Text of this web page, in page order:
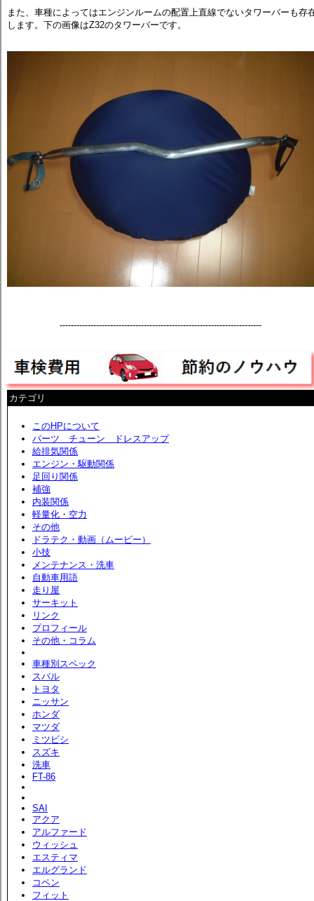
また、車種によってはエンジンルームの配置上直線でないタワーバーも存
します。下の画像はZ32のタワーバーです。
------------------------------------------------------------------------
カテゴリ
このHPについて
パーツ チューン ドレスアップ
給排気関係
エンジン・駆動関係
足回り関係
補強
内装関係
軽量化・空力
その他
ドラテク・動画（ムービー）
小技
メンテナンス・洗車
自動車用語
走り屋
サーキット
リンク
プロフィール
その他・コラム
車種別スペック
スバル
トヨタ
ニッサン
ホンダ
マツダ
ミツビシ
スズキ
洗車
FT-86
SAI
アクア
アルファード
ウィッシュ
エスティマ
エルグランド
コペン
フィット